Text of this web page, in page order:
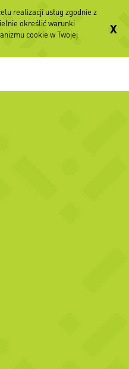
realizacji usług zgodnie z
określić warunki
cookie w Twojej
X